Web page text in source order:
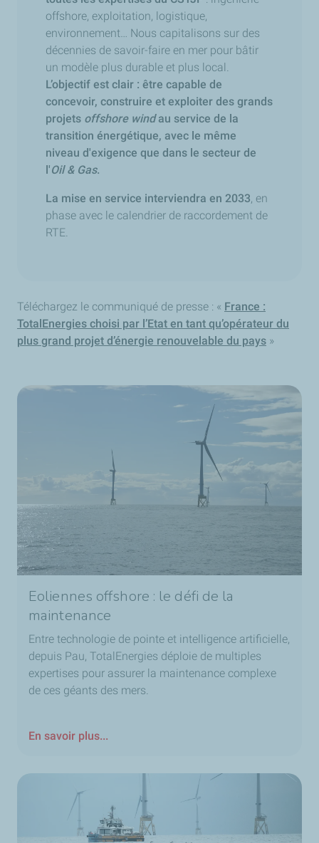
offshore, exploitation, logistique,
environnement… Nous capitalisons sur des
décennies de savoir-faire en mer pour bâtir
un modèle plus durable et plus local.
L’objectif est clair : être capable de
concevoir, construire et exploiter des grands
projets offshore windau service de la
transition énergétique, avec le même
niveau d'exigence que dans le secteur de
l'Oil & Gas.
La mise en service interviendra en 2033, en
phase avec le calendrier de raccordement de
RTE.
Téléchargez le communiqué de presse : « France :
TotalEnergies choisi par l’Etat en tant qu’opérateur du
plus grand projet d’énergie renouvelable du pays »
Eoliennes offshore : le défi de la
maintenance
Entre technologie de pointe et intelligence artificielle,
depuis Pau, TotalEnergies déploie de multiples
expertises pour assurer la maintenance complexe
de ces géants des mers.
En savoir plus...